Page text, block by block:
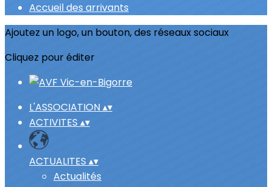
Accueil des arrivants
Ajoutez un logo, un bouton, des réseaux sociaux
Cliquez pour éditer
L'ASSOCIATION▴▾
ACTIVITES ▴▾
ACTUALITES ▴▾
Actualités